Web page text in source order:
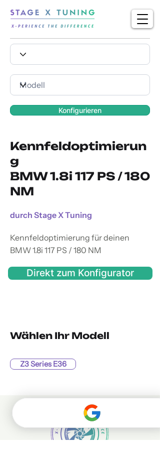
Konfigurieren
Kennfeldoptimierun
g
BMW 1.8i 117 PS / 180
NM
durch Stage X Tuning
Kennfeldoptimierung für deinen
BMW 1.8i 117 PS / 180 NM
Direkt zum Konfigurator
Wählen Ihr Modell
Z3 Series E36